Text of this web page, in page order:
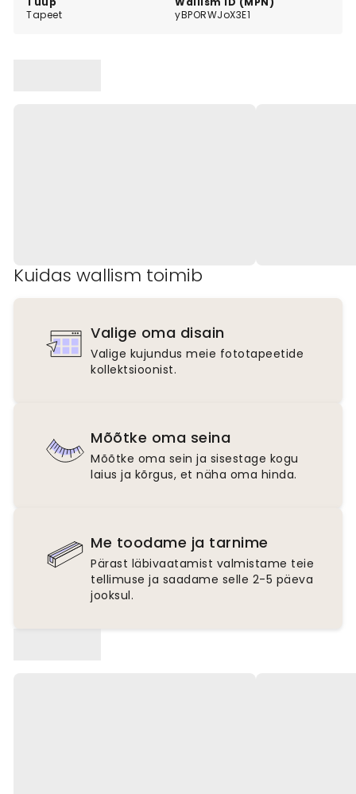
Tapeet
yBPORWJoX3E1
Kuidas wallism toimib
Valige oma disain
Valige kujundus meie fototapeetide
kollektsioonist.
Mõõtke oma seina
Mõõtke oma sein ja sisestage kogu
laius ja kõrgus, et näha oma hinda.
Me toodame ja tarnime
Pärast läbivaatamist valmistame teie
tellimuse ja saadame selle 2-5 päeva
jooksul.